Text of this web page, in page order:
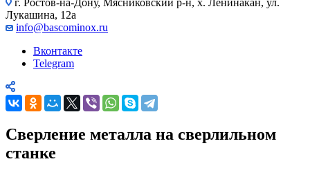
г. Ростов-на-Дону, Мясниковский р-н, х. Ленинакан, ул.
Лукашина, 12а
info@bascominox.ru
Вконтакте
Telegram
Сверление металла на сверлильном
станке